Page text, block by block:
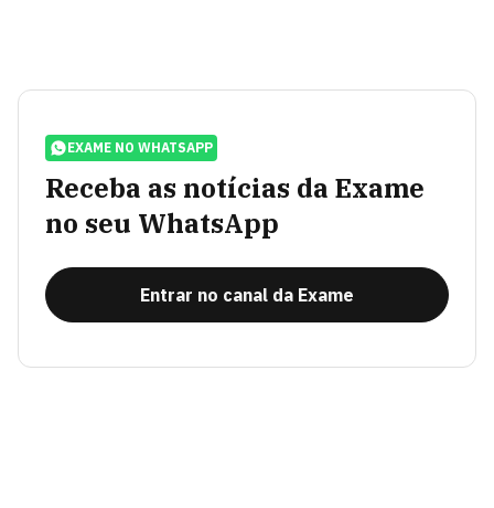
EXAME NO WHATSAPP
Receba as notícias da Exame
no seu WhatsApp
Entrar no canal da Exame